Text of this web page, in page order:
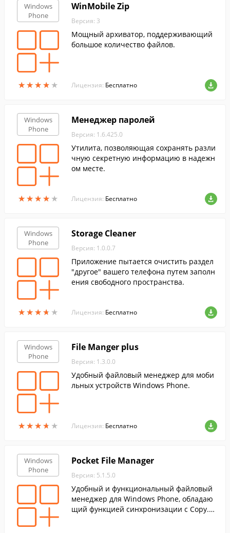
Windows
Phone
★★★★ ★
★★★★ ★
WinMobile Zip
Версия: 3
Мощный архиватор, поддерживающий
большое количество файлов.
Лицензия: Бесплатно
Windows
Phone
★★★★ ★
★★★★ ★
Менеджер паролей
Версия: 1.6.425.0
Утилита, позволяющая сохранять разли
чную секретную информацию в надежн
ом месте.
Лицензия: Бесплатно
Windows
Phone
★★★★ ★
★★★★ ★
Storage Cleaner
Версия: 1.0.0.7
Приложение пытается очистить раздел
"другое" вашего телефона путем заполн
ения свободного пространства.
Лицензия: Бесплатно
Windows
Phone
★★★★ ★
★★★★ ★
File Manger plus
Версия: 1.3.0.0
Удобный файловый менеджер для моби
льных устройств Windows Phone.
Лицензия: Бесплатно
Windows
Phone
Pocket File Manager
Версия: 5.1.5.0
Удобный и функциональный файловый
менеджер для Windows Phone, обладаю
щий функцией синхронизации с Copy.co